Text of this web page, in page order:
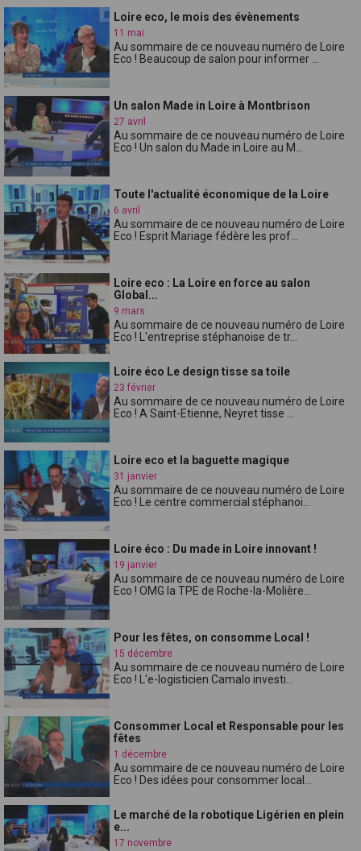
Loire eco, le mois des évènements
11 mai
Au sommaire de ce nouveau numéro de Loire
Eco ! Beaucoup de salon pour informer ...
Un salon Made in Loire à Montbrison
27 avril
Au sommaire de ce nouveau numéro de Loire
Eco ! Un salon du Made in Loire au M...
Toute l'actualité économique de la Loire
6 avril
Au sommaire de ce nouveau numéro de Loire
Eco ! Esprit Mariage fédère les prof...
Loire eco : La Loire en force au salon
Global...
9 mars
Au sommaire de ce nouveau numéro de Loire
Eco ! L'entreprise stéphanoise de tr...
Loire éco Le design tisse sa toile
23 février
Au sommaire de ce nouveau numéro de Loire
Eco ! A Saint-Etienne, Neyret tisse ...
Loire eco et la baguette magique
31 janvier
Au sommaire de ce nouveau numéro de Loire
Eco ! Le centre commercial stéphanoi...
Loire éco : Du made in Loire innovant !
19 janvier
Au sommaire de ce nouveau numéro de Loire
Eco ! OMG la TPE de Roche-la-Molière...
Pour les fêtes, on consomme Local !
15 décembre
Au sommaire de ce nouveau numéro de Loire
Eco ! L'e-logisticien Camalo investi...
Consommer Local et Responsable pour les
fêtes
1 décembre
Au sommaire de ce nouveau numéro de Loire
Eco ! Des idées pour consommer local...
Le marché de la robotique Ligérien en plein
e...
17 novembre